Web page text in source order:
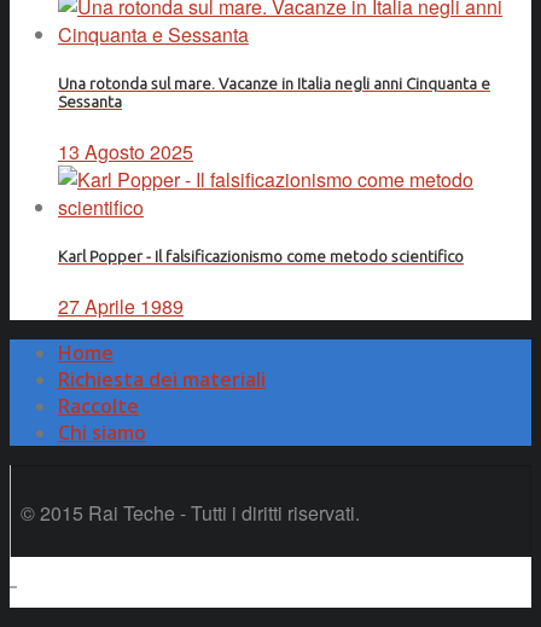
Una rotonda sul mare. Vacanze in Italia negli anni Cinquanta e
Sessanta
13 Agosto 2025
Karl Popper - Il falsificazionismo come metodo scientifico
27 Aprile 1989
Home
Richiesta dei materiali
Raccolte
Chi siamo
© 2015 Rai Teche - Tutti i diritti riservati.